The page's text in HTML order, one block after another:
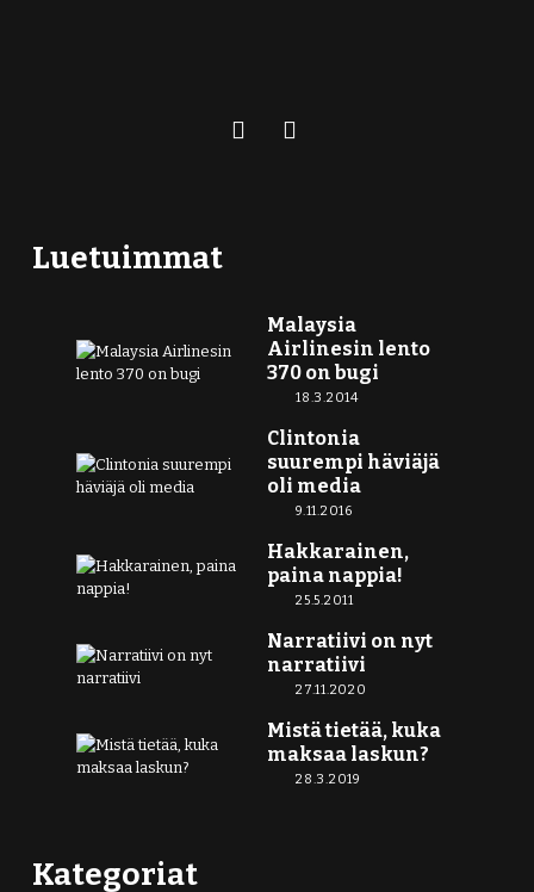
Luetuimmat
Malaysia
Airlinesin lento
370 on bugi
18.3.2014
Clintonia
suurempi häviäjä
oli media
9.11.2016
Hakkarainen,
paina nappia!
25.5.2011
Narratiivi on nyt
narratiivi
27.11.2020
Mistä tietää, kuka
maksaa laskun?
28.3.2019
Kategoriat